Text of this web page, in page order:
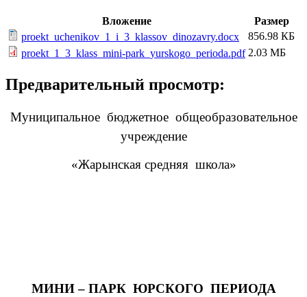
Вложение
Размер
proekt_uchenikov_1_i_3_klassov_dinozavry.docx
856.98 КБ
proekt_1_3_klass_mini-park_yurskogo_perioda.pdf 2.03 МБ
Предварительный просмотр:
Муниципальное бюджетное общеобразовательное
учреждение
«Жарынская средняя школа»
МИНИ – ПАРК ЮРСКОГО ПЕРИОДА